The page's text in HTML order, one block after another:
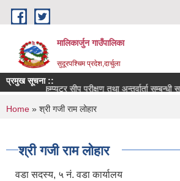
Skip to main content
मालिकार्जुन गाउँपालिका
सुदूरपश्चिम प्रदेश,दार्चुला
प्रमुख सूचना ::
कम्प्युटर सीप परीक्षण तथा अन्तर्वार्ता सम्बन्धी सूचना
You are here
Home » श्री गजी राम लोहार
श्री गजी राम लोहार
वडा सदस्य, ५ नं. वडा कार्यालय